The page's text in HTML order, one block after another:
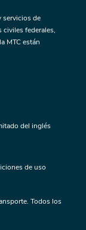
servicios de
civiles federales,
MTC están
del inglés
de uso
Todos los